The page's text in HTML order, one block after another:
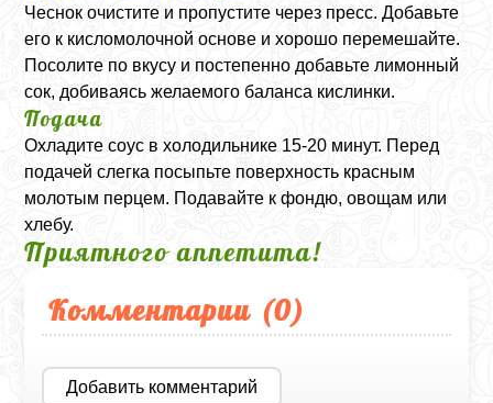
Чеснок очистите и пропустите через пресс. Добавьте
его к кисломолочной основе и хорошо перемешайте.
Посолите по вкусу и постепенно добавьте лимонный
сок, добиваясь желаемого баланса кислинки.
Подача
Охладите соус в холодильнике 15-20 минут. Перед
подачей слегка посыпьте поверхность красным
молотым перцем. Подавайте к фондю, овощам или
хлебу.
Приятного аппетита!
Комментарии (0)
Добавить комментарий